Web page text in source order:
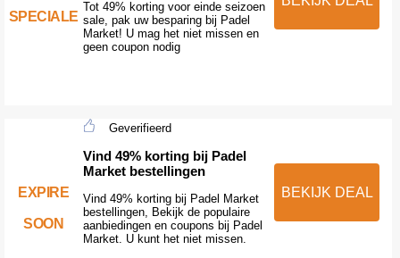
SPECIALE
Tot 49% korting voor einde seizoen
sale, pak uw besparing bij Padel
Market! U mag het niet missen en
geen coupon nodig
EXPIRE
SOON
Geverifieerd
Vind 49% korting bij Padel
Market bestellingen
Vind 49% korting bij Padel Market
bestellingen, Bekijk de populaire
aanbiedingen en coupons bij Padel
Market. U kunt het niet missen.
BEKIJK DEAL